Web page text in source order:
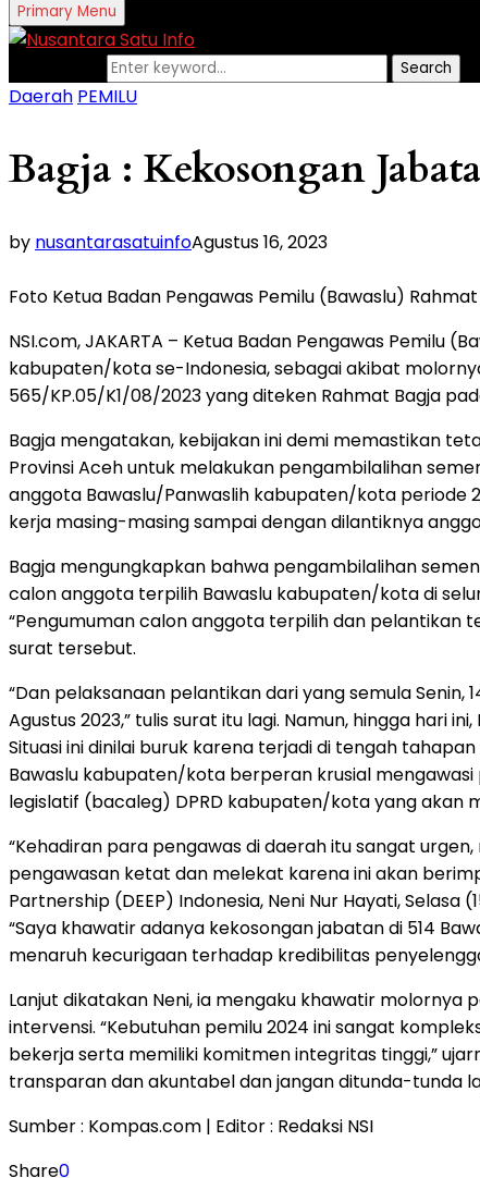
Primary Menu
Search
Daerah PEMILU
Bagja : Kekosongan
by nusantarasatuinfoAgustus 16, 2023
Foto Ketua Badan Pengawas Pemilu (Bawaslu)
NSI.com, JAKARTA – Ketua Badan Pengawas Pemilu
kabupaten/kota se-Indonesia, sebagai akibat
565/KP.05/K1/08/2023 yang diteken Rahmat Bagja
Bagja mengatakan, kebijakan ini demi memastikan
Provinsi Aceh untuk melakukan pengambilalihan
anggota Bawaslu/Panwaslih kabupaten/kota periode
kerja masing-masing sampai dengan dilantiknya
Bagja mengungkapkan bahwa pengambilalihan
calon anggota terpilih Bawaslu kabupaten/kota di
“Pengumuman calon anggota terpilih dan pelantikan
surat tersebut.
“Dan pelaksanaan pelantikan dari yang semula Senin,
Agustus 2023,” tulis surat itu lagi. Namun, hingga hari
Situasi ini dinilai buruk karena terjadi di tengah
Bawaslu kabupaten/kota berperan krusial
legislatif (bacaleg) DPRD kabupaten/kota yang akan
“Kehadiran para pengawas di daerah itu sangat
pengawasan ketat dan melekat karena ini akan
Partnership (DEEP) Indonesia, Neni Nur Hayati, Selasa
“Saya khawatir adanya kekosongan jabatan di 514
menaruh kecurigaan terhadap kredibilitas
Lanjut dikatakan Neni, ia mengaku khawatir
intervensi. “Kebutuhan pemilu 2024 ini sangat
bekerja serta memiliki komitmen integritas tinggi,”
transparan dan akuntabel dan jangan ditunda-tunda
Sumber : Kompas.com | Editor : Redaksi NSI
Share0